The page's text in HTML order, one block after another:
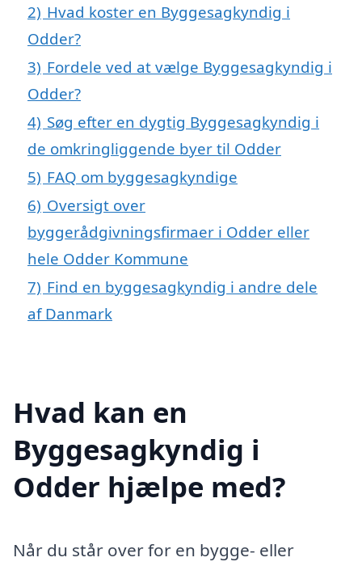
2) Hvad koster en Byggesagkyndig i
Odder?
3) Fordele ved at vælge Byggesagkyndig i
Odder?
4) Søg efter en dygtig Byggesagkyndig i
de omkringliggende byer til Odder
5) FAQ om byggesagkyndige
6) Oversigt over
byggerådgivningsfirmaer i Odder eller
hele Odder Kommune
7) Find en byggesagkyndig i andre dele
af Danmark
Hvad kan en
Byggesagkyndig i
Odder hjælpe med?
Når du står over for en bygge- eller